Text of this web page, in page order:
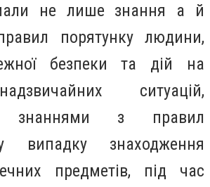
не лише знання а й
порятунку людини,
безпеки та дій на
ситуацій,
знаннями з правил
випадку знаходження
предметів, під час